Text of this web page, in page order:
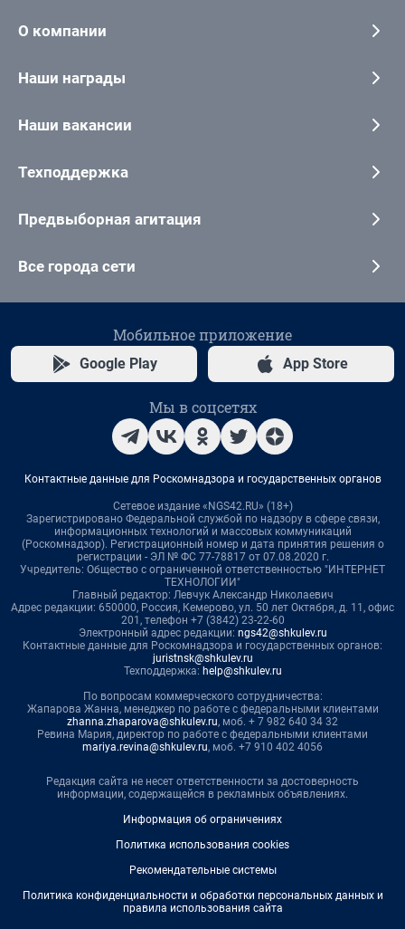
О компании
Наши награды
Наши вакансии
Техподдержка
Предвыборная агитация
Все города сети
Мобильное приложение
Google Play App Store
Мы в соцсетях
Контактные данные для Роскомнадзора и государственных органов
Сетевое издание «NGS42.RU» (18+)
Зарегистрировано Федеральной службой по надзору в сфере связи,
информационных технологий и массовых коммуникаций
(Роскомнадзор). Регистрационный номер и дата принятия решения о
регистрации - ЭЛ № ФС 77-78817 от 07.08.2020 г.
Учредитель: Общество с ограниченной ответственностью "ИНТЕРНЕТ
ТЕХНОЛОГИИ"
Главный редактор: Левчук Александр Николаевич
Адрес редакции: 650000, Россия, Кемерово, ул. 50 лет Октября, д. 11, офис
201, телефон +7 (3842) 23-22-60
Электронный адрес редакции: ngs42@shkulev.ru
Контактные данные для Роскомнадзора и государственных органов:
juristnsk@shkulev.ru
Техподдержка: help@shkulev.ru
По вопросам коммерческого сотрудничества:
Жапарова Жанна, менеджер по работе с федеральными клиентами
zhanna.zhaparova@shkulev.ru, моб. + 7 982 640 34 32
Ревина Мария, директор по работе с федеральными клиентами
mariya.revina@shkulev.ru, моб. +7 910 402 4056
Редакция сайта не несет ответственности за достоверность
информации, содержащейся в рекламных объявлениях.
Информация об ограничениях
Политика использования cookies
Рекомендательные системы
Политика конфиденциальности и обработки персональных данных и
правила использования сайта